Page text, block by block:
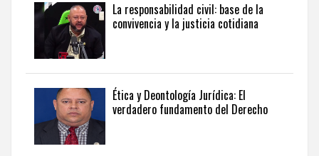
La responsabilidad civil: base de la
convivencia y la justicia cotidiana
Ética y Deontología Jurídica: El
verdadero fundamento del Derecho